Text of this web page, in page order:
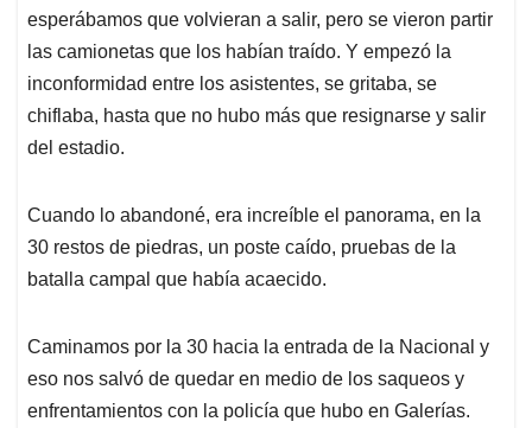
esperábamos que volvieran a salir, pero se vieron partir
las camionetas que los habían traído. Y empezó la
inconformidad entre los asistentes, se gritaba, se
chiflaba, hasta que no hubo más que resignarse y salir
del estadio.
Cuando lo abandoné, era increíble el panorama, en la
30 restos de piedras, un poste caído, pruebas de la
batalla campal que había acaecido.
Caminamos por la 30 hacia la entrada de la Nacional y
eso nos salvó de quedar en medio de los saqueos y
enfrentamientos con la policía que hubo en Galerías.